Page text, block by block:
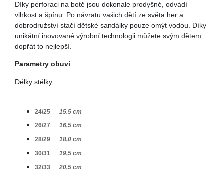
Díky perforaci na botě jsou dokonale prodyšné, odvádí
vlhkost a špínu. Po návratu vašich dětí ze světa her a
dobrodružství stačí dětské sandálky pouze omýt vodou. Díky
unikátní inovované výrobní technologii můžete svým dětem
dopřát to nejlepší.
Parametry obuvi
Délky stélky:
24/25 15,5 cm
26/27 16,5 cm
28/29 18,0 cm
30/31 19,5 cm
32/33 20,5 cm